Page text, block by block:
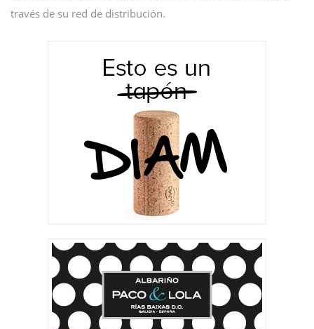
través de su red de distribución.